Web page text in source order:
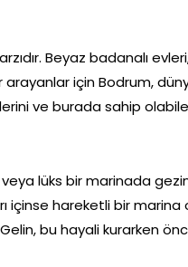
Beyaz badanalı
için Bodrum,
ve burada sahip
veya lüks bir marinada
içinse hareketli bir marina
bu hayali kurarken